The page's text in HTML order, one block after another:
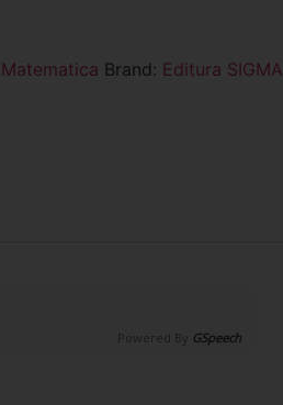
Matematica Brand: Editura SIGMA
Powered By GSpeech